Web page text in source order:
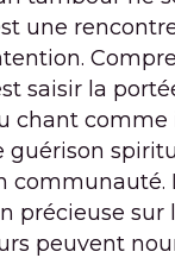
une
saisir la
chant comme
guérison
communauté.
précieuse sur
peuvent